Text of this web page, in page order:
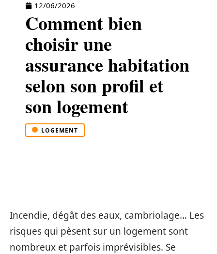
12/06/2026
Comment bien
choisir une
assurance habitation
selon son profil et
son logement
LOGEMENT
Incendie, dégât des eaux, cambriolage… Les
risques qui pèsent sur un logement sont
nombreux et parfois imprévisibles. Se